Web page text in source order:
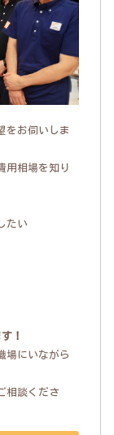
をお伺いしま
用相場を知り
たい
！
場にいながら
相談くださ